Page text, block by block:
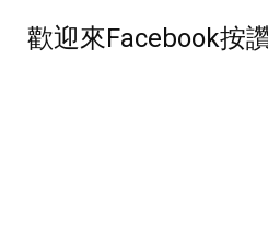
歡迎來Facebook按